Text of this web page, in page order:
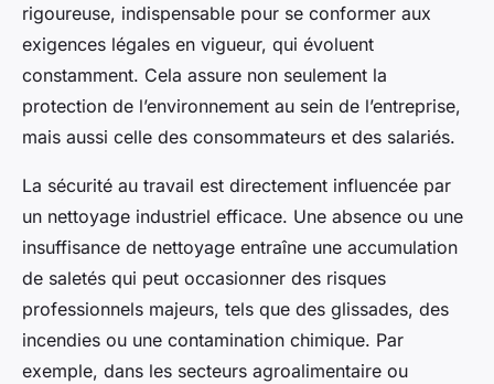
rigoureuse, indispensable pour se conformer aux
exigences légales en vigueur, qui évoluent
constamment. Cela assure non seulement la
protection de l’environnement au sein de l’entreprise,
mais aussi celle des consommateurs et des salariés.
La sécurité au travail est directe­ment influencée par
un nettoyage industriel efficace. Une absence ou une
insuffisance de nettoyage entraîne une accumulation
de saletés qui peut occasionner des risques
professionnels majeurs, tels que des glissades, des
incendies ou une contamination chimique. Par
exemple, dans les secteurs agroalimentaire ou